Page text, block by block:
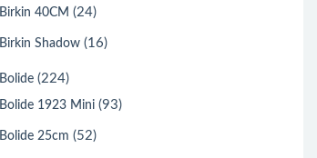
Birkin 40CM (24)
Birkin Shadow (16)
Bolide (224)
Bolide 1923 Mini (93)
Bolide 25cm (52)